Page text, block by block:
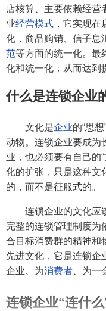
店核算、主要依赖经营
业经营模式 ，它实现在
化，商品购销、信子息
范等方面的统一化。最
化和统一化，从而达到
什么是连锁企业
文化是企业的“思
动物。连锁企业要成为
业，也必须要有自己的
化的扩张，只是这种文
的，而不是征服式的。
连锁企业的文化应
完整的连锁管理制度为
合目标消费群的精神和
先进文化，它是连锁企
企业、为消费者 、为
连锁企业“连什么